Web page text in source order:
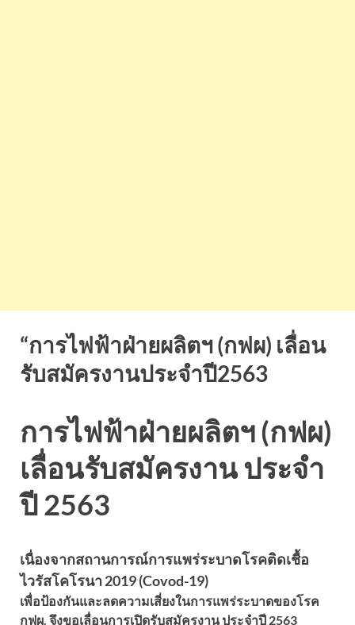
“การไฟฟ้าฝ่ายผลิตฯ (กฟผ) เลื่อน
รับสมัครงานประจำปี2563
การไฟฟ้าฝ่ายผลิตฯ (กฟผ)
เลื่อนรับสมัครงาน ประจำ
ปี 2563
เนื่องจากสถานการณ์การแพร่ระบาดโรคติดเชื้อ
ไวรัสโคโรนา 2019 (Covod-19)
เพื่อป้องกันและลดความเสี่ยงในการแพร่ระบาดของโรค
กฟผ. จึงขอเลื่อนการเปิดรับสมัครงาน ประจำปี 2563